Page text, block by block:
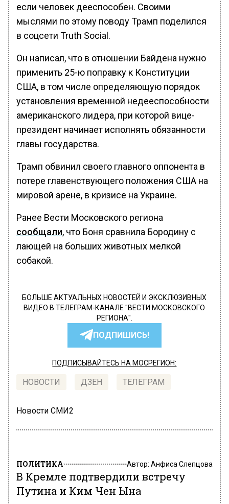
если человек дееспособен. Своими
мыслями по этому поводу Трамп поделился
в соцсети Truth Social.
Он написал, что в отношении Байдена нужно
применить 25-ю поправку к Конституции
США, в том числе определяющую порядок
установления временной недееспособности
американского лидера, при которой вице-
президент начинает исполнять обязанности
главы государства.
Трамп обвинил своего главного оппонента в
потере главенствующего положения США на
мировой арене, в кризисе на Украине.
Ранее Вести Московского региона
сообщали, что Боня сравнила Бородину с
лающей на больших животных мелкой
собакой.
БОЛЬШЕ АКТУАЛЬНЫХ НОВОСТЕЙ И ЭКСКЛЮЗИВНЫХ
ВИДЕО В ТЕЛЕГРАМ-КАНАЛЕ "ВЕСТИ МОСКОВСКОГО
РЕГИОНА".
ПОДПИШИСЬ!
ПОДПИСЫВАЙТЕСЬ НА МОСРЕГИОН:
НОВОСТИ ДЗЕН ТЕЛЕГРАМ
Новости СМИ2
ПОЛИТИКА Автор: Анфиса Слепцова
В Кремле подтвердили встречу
Путина и Ким Чен Ына